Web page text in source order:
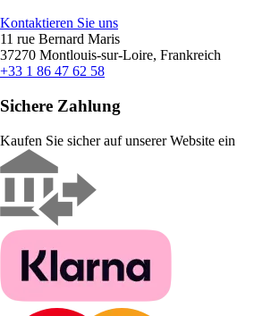
Kontaktieren Sie uns
11 rue Bernard Maris
37270 Montlouis-sur-Loire, Frankreich
+33 1 86 47 62 58
Sichere Zahlung
Kaufen Sie sicher auf unserer Website ein